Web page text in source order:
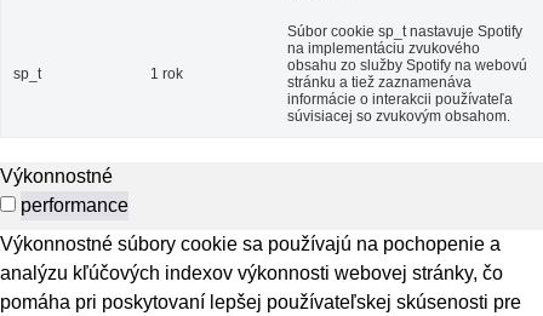
sp_t 1 rok
Súbor cookie sp_t nastavuje Spotify
na implementáciu zvukového
obsahu zo služby Spotify na webovú
stránku a tiež zaznamenáva
informácie o interakcii používateľa
súvisiacej so zvukovým obsahom.
Výkonnostné
performance
Výkonnostné súbory cookie sa používajú na pochopenie a
analýzu kľúčových indexov výkonnosti webovej stránky, čo
pomáha pri poskytovaní lepšej používateľskej skúsenosti pre